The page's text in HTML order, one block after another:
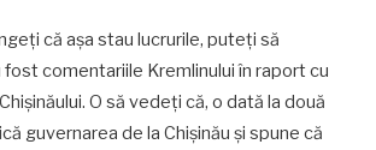
că așa stau lucrurile, puteți să
comentariile Kremlinului în raport cu
O să vedeți că, o dată la două
guvernarea de la Chișinău și spune că